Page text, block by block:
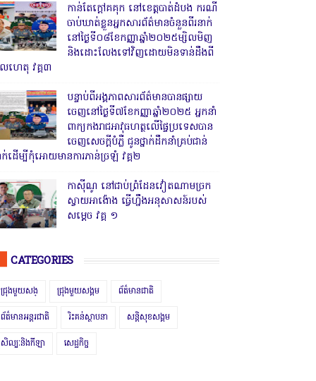
កាន់តែក្តៅគគុក នៅខេត្តបាត់ដំបង ករណី
ចាប់ឃាត់ខ្លួនអ្នកសារព័ត៌មានចំនួនពីរនាក់
នៅថ្ងៃទី០៨ខែកញ្ញាឆ្នាំ២០២៥ម្សិលមិញ
និងដោះលែងទៅវិញដោយមិនទាន់ដឹងពី
ហេតុ វគ្គ៣
បន្ទាប់ពីអង្គភាពសារព័ត៌មានបានផ្សាយ
ចេញនៅថ្ងៃទី៧ខែកញ្ញាឆ្នាំ២០២៥ អ្នកនាំ
ពាក្យកងរាជអាវុធហត្ថលើផ្ទៃប្រទេសបាន
ចេញសេចក្តីបំភ្លឺ ជូនថ្នាក់ដឹកនាំគ្រប់ជាន់
ាក់ដើម្បីកុំអោយមានការភាន់ច្រឡំ វគ្គ២
កាសុីណូ នៅជាប់ព្រំដែនវៀតណាមច្រក
ស្វាយអាង៉ោង ធ្វើហ្នឹងអនុសាសន៍របស់
សម្ដេច វគ្គ ១
CATEGORIES
ជ្រុងមួយសង្ ជ្រុងមួយសង្គម ព័ត៌មានជាតិ
ព័ត៌មានអន្តរជាតិ រិះគន់ស្ថាបនា សន្តិសុខសង្គម
សិល្បៈនិងកីឡា សេដ្ឋកិច្ច